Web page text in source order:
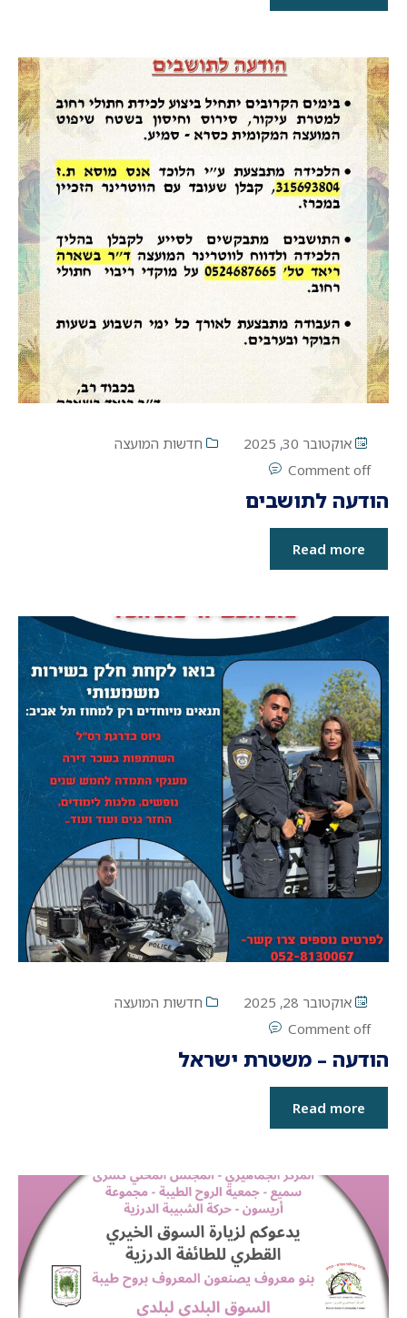
אוקטובר 30, 2025
חדשות המועצה
Comment off
הודעה לתושבים
Read more
אוקטובר 28, 2025
חדשות המועצה
Comment off
הודעה – משטרת ישראל
Read more